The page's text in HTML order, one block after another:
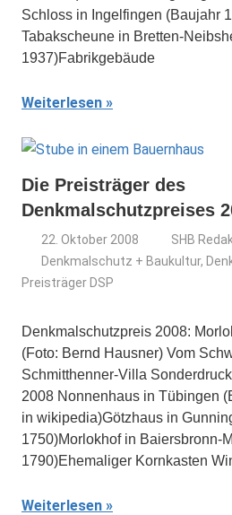
Schloss in Ingelfingen (Baujahr
Tabakscheune in Bretten-
1937)Fabrikgebäude
Weiterlesen
Die Preisträger des
Denkmalschutzpreises
22. Oktober 2008
SHB
Denkmalschutz + Baukultur,
Preisträger DSP
Denkmalschutzpreis 2008:
(Foto: Bernd Hausner) Vom
Schmitthenner-Villa
2008 Nonnenhaus in Tübingen
in wikipedia)Götzhaus in
1750)Morlokhof in Baiersbronn-
1790)Ehemaliger Kornkasten
Weiterlesen